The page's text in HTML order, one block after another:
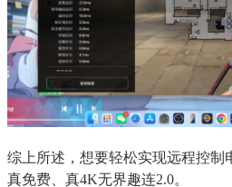
综上所述，想要轻松实现远程控制
真免费、真4K无界趣连2.0。